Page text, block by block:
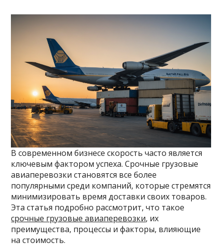
В современном бизнесе скорость часто является
ключевым фактором успеха. Срочные грузовые
авиаперевозки становятся все более
популярными среди компаний, которые стремятся
минимизировать время доставки своих товаров.
Эта статья подробно рассмотрит, что такое
срочные грузовые авиаперевозки, их
преимущества, процессы и факторы, влияющие
на стоимость.